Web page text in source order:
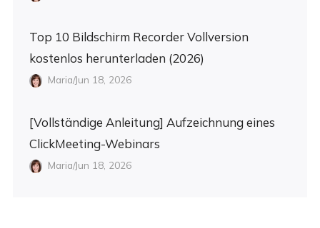
Top 10 Bildschirm Recorder Vollversion
kostenlos herunterladen (2026)
Maria/Jun 18, 2026
[Vollständige Anleitung] Aufzeichnung eines
ClickMeeting-Webinars
Maria/Jun 18, 2026